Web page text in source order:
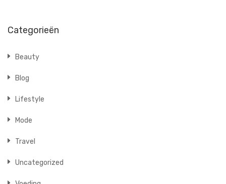
Categorieën
Beauty
Blog
Lifestyle
Mode
Travel
Uncategorized